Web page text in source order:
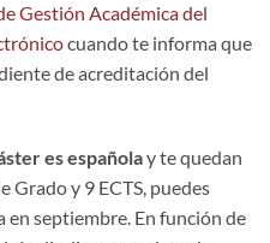
Gestión Académica del
cuando te informa que
de acreditación del
es españolay te quedan
Grado y 9 ECTS, puedes
en septiembre. En función de